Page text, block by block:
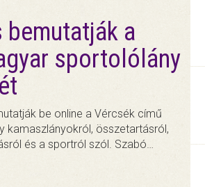
bemutatják a
sportolólány
be online a Vércsék című
kamaszlányokról, összetartásról,
és a sportról szól. Szabó…